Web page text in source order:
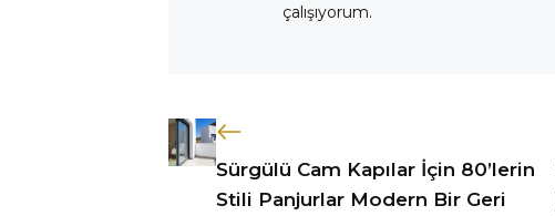
çalışıyorum.
Sürgülü Cam Kapılar İçin 80’lerin
Stili Panjurlar Modern Bir Geri